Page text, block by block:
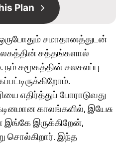
Plan
சமாதானத்துடன்
உலகத்தின் சத்தங்களால்
நம் சமூகத்தின் சலசலப்பு
எதிர்த்துப் போராடுவது
காலங்களில், இயேசு
இங்கே இருக்கிறேன்,
சொல்கிறார். இந்த